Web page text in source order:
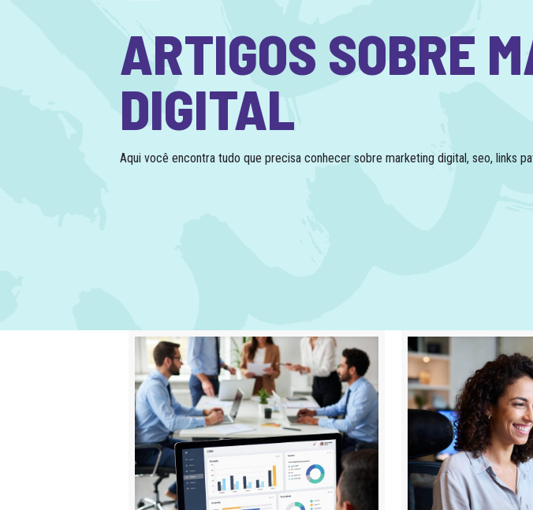
ARTIGOS SOBRE
DIGITAL
Aqui você encontra tudo que precisa conhecer sobre marketing digital, seo, links